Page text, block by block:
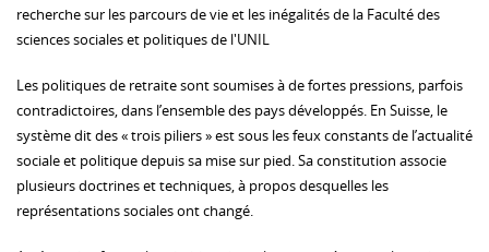
recherche sur les parcours de vie et les inégalités de la Faculté des
sciences sociales et politiques de l'UNIL
Les politiques de retraite sont soumises à de fortes pressions, parfois
contradictoires, dans l’ensemble des pays développés. En Suisse, le
système dit des « trois piliers » est sous les feux constants de l’actualité
sociale et politique depuis sa mise sur pied. Sa constitution associe
plusieurs doctrines et techniques, à propos desquelles les
représentations sociales ont changé.